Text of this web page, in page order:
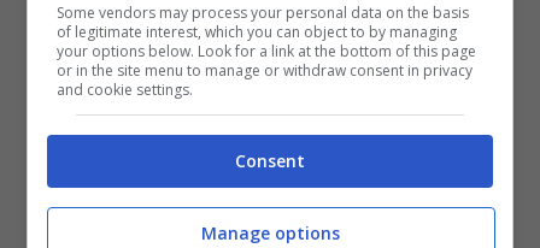
Video ufficiale Chatch my breath – Kelly
Some vendors may process your personal data on the basis
of legitimate interest, which you can object to by managing
your options below. Look for a link at the bottom of this page
or in the site menu to manage or withdraw consent in privacy
and cookie settings.
Consent
Manage options